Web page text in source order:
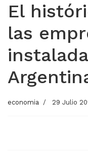
El
las
economia 29 Julio